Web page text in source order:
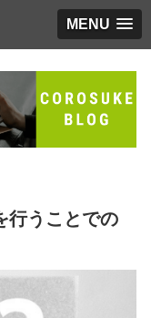
MENU
行うことでの